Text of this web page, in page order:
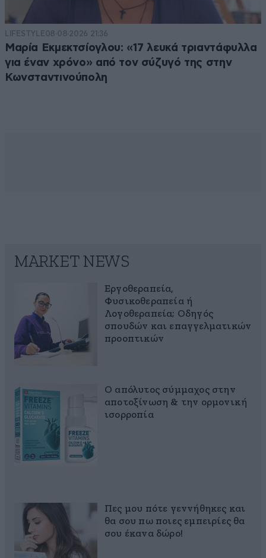
LIFESTYLE08·08·2026 21:36
Μαρία Εκμεκτσίογλου: «17 λευκά τριαντάφυλλα
για έναν χρόνο» από τον σύζυγό της στην
Κωνσταντινούπολη
MARKET NEWS
Εργοθεραπεία,
Φυσικοθεραπεία ή
Λογοθεραπεία; Οδηγός
σπουδών και επαγγελματικών
προοπτικών
Ο απόλυτος σύμμαχος στην
αποτοξίνωση & την ορμονική
ισορροπία
Πες μου πότε γεννήθηκες και
θα σου πω ποιες εμπειρίες θα
σου έκανα δώρο!